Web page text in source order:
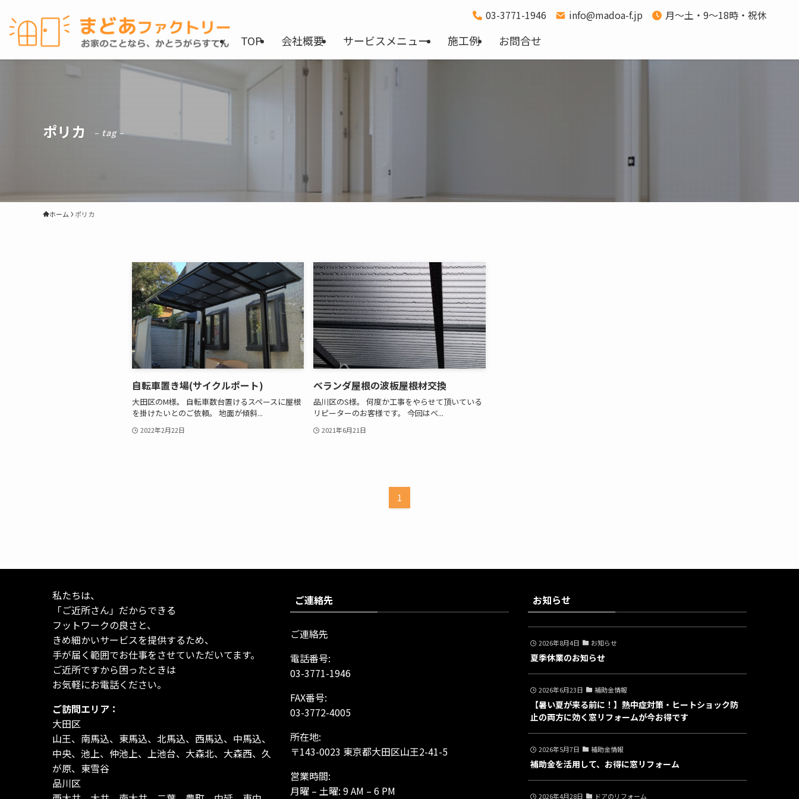
TOP 会社概要 サービスメニュー 施工例 お問合せ
03-3771-1946 info@madoa-f.jp 月～土・9～18時・祝休
ポリカ – tag –
ホーム ポリカ
自転車置き場(サイクルポート)
大田区のM様。 自転車数台置けるスペースに屋根
を掛けたいとのご依頼。 地面が傾斜...
2022年2月22日
ベランダ屋根の波板屋根材交換
品川区のS様。 何度か工事をやらせて頂いている
リピーターのお客様です。 今回はベ...
2021年6月21日
1
私たちは、
「ご近所さん」だからできる
フットワークの良さと、
きめ細かいサービスを提供するため、
手が届く範囲でお仕事をさせていただいてます。
ご近所ですから困ったときは
お気軽にお電話ください。
ご訪問エリア：
大田区
山王、南馬込、東馬込、北馬込、西馬込、中馬込、
中央、池上、仲池上、上池台、大森北、大森西、久
が原、東雪谷
品川区
ご連絡先
ご連絡先
電話番号:
03-3771-1946
FAX番号:
03-3772-4005
所在地:
〒143-0023 東京都大田区山王2-41-5
営業時間:
月曜 – 土曜: 9 AM – 6 PM
お知らせ
2026年8月4日 お知らせ
夏季休業のお知らせ
2026年6月23日 補助金情報
【暑い夏が来る前に！】熱中症対策・ヒートショック防
止の両方に効く窓リフォームが今お得です
2026年5月7日 補助金情報
補助金を活用して、お得に窓リフォーム
2026年4月28日 ドアのリフォーム